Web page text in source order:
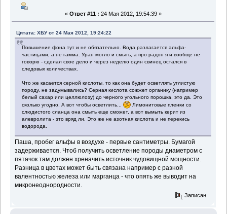
« Ответ #11 : 24 Мая 2012, 19:54:39 »
Цитата: ХБУ от 24 Мая 2012, 19:24:22
Повышение фона тут и не обязательно. Вода разлагается альфа-
частицами, а не гамма. Уран могло и смыть, а про радон я и вообще не
говорю - сделал свое дело и через неделю один свинец остался в
следовых количествах.
Что же касается серной кислоты, то как она будет осветлять углистую
породу, не задумывались? Серная кислота сожжет органику (например
белый сахар или целлюлозу) до черного угольного порошка, это да. Это
сколько угодно. А вот чтобы осветлить...
Лимонитовые пленки со
слюдистого сланца она смыть еще сможет, а вот вымыть керит из
алевролита - это вряд ли. Это же не азотная кислота и не перекись
водорода.
Паша, пробег альфы в воздухе - первые сантиметры. Бумагой
задерживается. Чтоб получить осветление породы диаметром с
пятачок там должен хреначить источник чудовищной мощности.
Разница в цветах может быть связана например с разной
валентностью железа или марганца - что опять же выводит на
микронеоднородности.
Записан